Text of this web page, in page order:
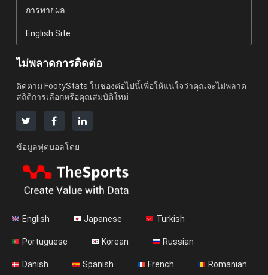
การทายผล
English Site
ไม่พลาดการติดต่อ
ติดตาม FootyStats ในช่องต่อไปนี้เพื่อให้แน่ใจว่าคุณจะไม่พลาด
สถิติการเลือกหรือคุณสมบัติใหม่
ข้อมูลฟุตบอลโดย
English Japanese Turkish
Portuguese Korean Russian
Danish Spanish French Romanian